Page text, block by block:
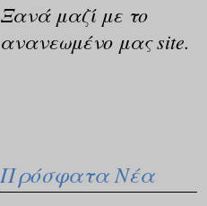
Ξανά μαζί με το
ανανεωμένο μας site.
Πρόσφατα Νέα